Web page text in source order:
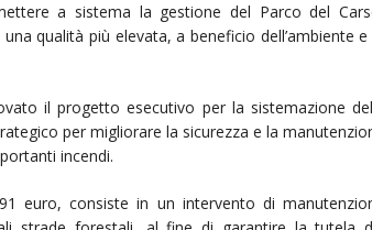
a sistema la gestione del Parco del
qualità più elevata, a beneficio dell’ambiente e
il progetto esecutivo per la sistemazione
per migliorare la sicurezza e la
incendi.
euro, consiste in un intervento di